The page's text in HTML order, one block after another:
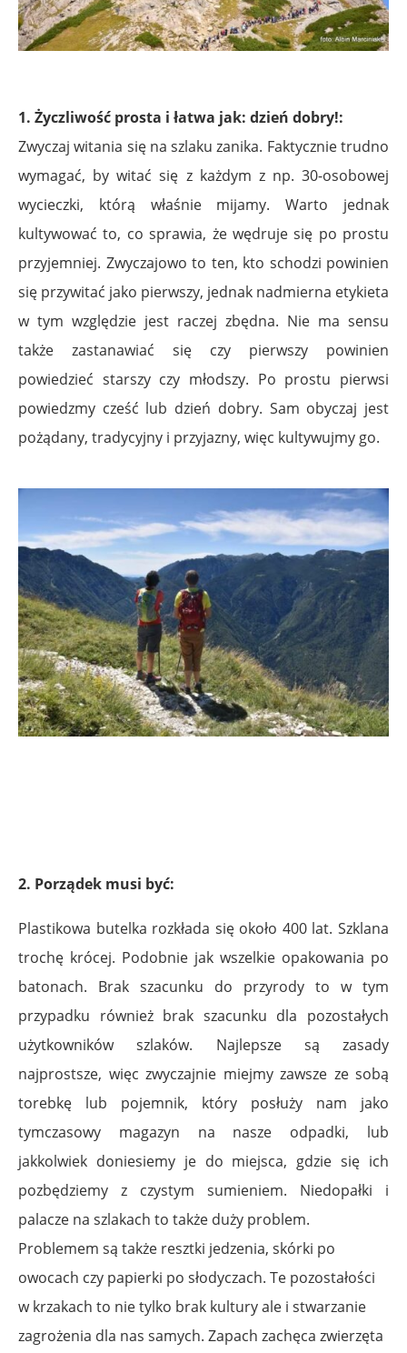
1. Życzliwość prosta i łatwa jak: dzień dobry!:
Zwyczaj witania się na szlaku zanika. Faktycznie trudno
wymagać, by witać się z każdym z np. 30-osobowej
wycieczki, którą właśnie mijamy. Warto jednak
kultywować to, co sprawia, że wędruje się po prostu
przyjemniej. Zwyczajowo to ten, kto schodzi powinien
się przywitać jako pierwszy, jednak nadmierna etykieta
w tym względzie jest raczej zbędna. Nie ma sensu
także zastanawiać się czy pierwszy powinien
powiedzieć starszy czy młodszy. Po prostu pierwsi
powiedzmy cześć lub dzień dobry. Sam obyczaj jest
pożądany, tradycyjny i przyjazny, więc kultywujmy go.
2. Porządek musi być:
Plastikowa butelka rozkłada się około 400 lat. Szklana
trochę krócej. Podobnie jak wszelkie opakowania po
batonach. Brak szacunku do przyrody to w tym
przypadku również brak szacunku dla pozostałych
użytkowników szlaków. Najlepsze są zasady
najprostsze, więc zwyczajnie miejmy zawsze ze sobą
torebkę lub pojemnik, który posłuży nam jako
tymczasowy magazyn na nasze odpadki, lub
jakkolwiek doniesiemy je do miejsca, gdzie się ich
pozbędziemy z czystym sumieniem. Niedopałki i
palacze na szlakach to także duży problem.
Problemem są także resztki jedzenia, skórki po
owocach czy papierki po słodyczach. Te pozostałości
w krzakach to nie tylko brak kultury ale i stwarzanie
zagrożenia dla nas samych. Zapach zachęca zwierzęta